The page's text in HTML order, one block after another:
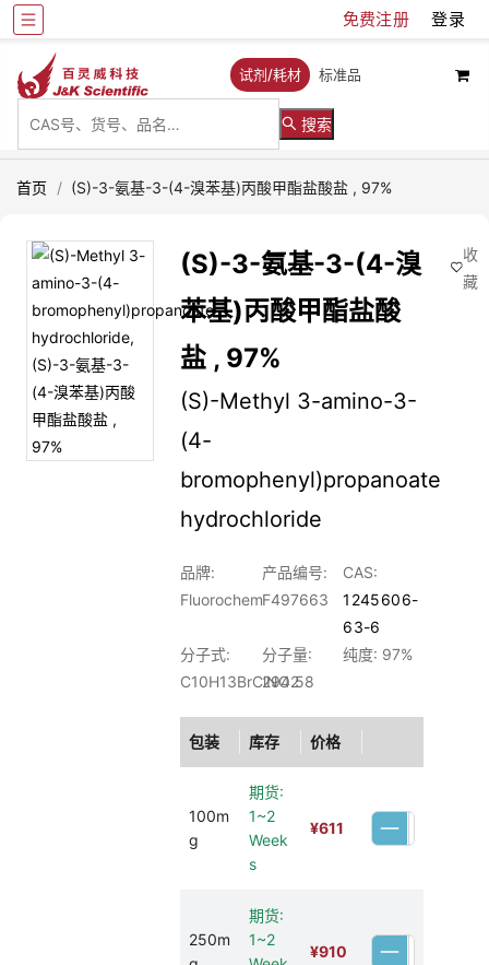
免费注册 登录
试剂/耗材 标准品
搜索
首页 / (S)-3-氨基-3-(4-溴苯基)丙酸甲酯盐酸盐 , 97%
(S)-3-氨基-3-(4-溴
苯基)丙酸甲酯盐酸
盐 , 97%
(S)-Methyl 3-amino-3-
(4-
bromophenyl)propanoate
hydrochloride
品牌:
Fluorochem
产品编号:
F497663
CAS:
1245606-
63-6
分子式:
C10H13BrClNO2
分子量:
294.58
纯度: 97%
包装 库存 价格
100m
g
期货:
1~2
Week
s
¥611
250m
期货:
1~2
¥910
收
藏